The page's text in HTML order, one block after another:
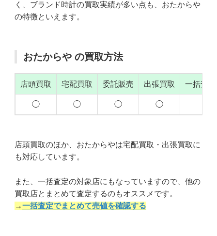
く、ブランド時計の買取実績が多い点も、おたからや
の特徴といえます。
おたからや の買取方法
店頭買取 宅配買取 委託販売 出張買取 一括査定
◯ ◯ ◯ ◯
店頭買取のほか、おたからやは宅配買取・出張買取に
も対応しています。
また、一括査定の対象店にもなっていますので、他の
買取店とまとめて査定するのもオススメです。
→一括査定でまとめて売値を確認する